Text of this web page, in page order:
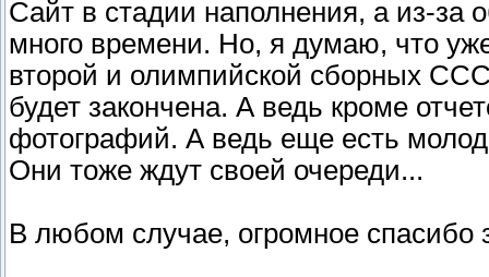
Сайт в стадии наполнения, а из-за
много времени. Но, я думаю, что
второй и олимпийской сборных
будет закончена. А ведь кроме
фотографий. А ведь еще есть
Они тоже ждут своей очереди...
В любом случае, огромное спасибо